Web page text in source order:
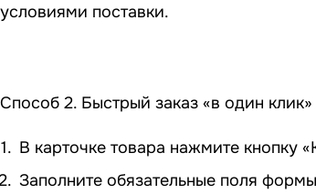
условиями поставки.
Способ 2. Быстрый заказ «в один клик»
В карточке товара нажмите кнопку
Заполните обязательные поля